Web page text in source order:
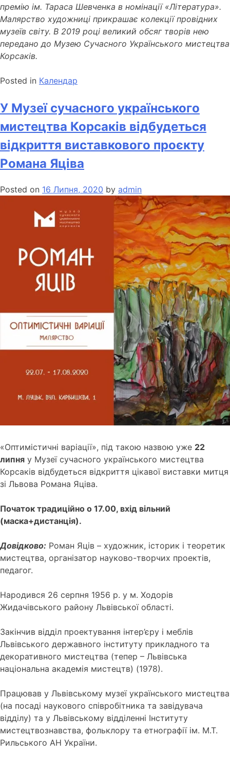
премію ім. Тараса Шевченка в номінації «Література».
Малярство художниці прикрашає колекції провідних
музеїв світу. В 2019 році великий обсяг творів нею
передано до Музею Сучасного Українського мистецтва
Корсаків.
Posted in Календар
У Музеї сучасного українського
мистецтва Корсаків відбудеться
відкриття виставкового проєкту
Романа Яціва
Posted on 16 Липня, 2020 by admin
«Оптимістичні варіації», під такою назвою уже 22
липня у Музеї сучасного українського мистецтва
Корсаків відбудеться відкриття цікавої виставки митця
зі Львова Романа Яціва.
Початок традиційно о 17.00, вхід вільний
(маска+дистанція).
Довідково: Роман Яців – художник, історик і теоретик
мистецтва, організатор науково-творчих проектів,
педагог.
Народився 26 серпня 1956 р. у м. Ходорів
Жидачівського району Львівської області.
Закінчив відділ проектуван­ня інтер’єру і меблів
Львівського державного інституту прикладного та
деко­ративного мистецтва (тепер – Львівська
національна академія мистецтв) (1978).
Працював у Львівському музеї українського мистецтва
(на посаді наукового співробітника та завідувача
відділу) та у Львівському відділенні Інституту
мистецтвознавства, фольклору та етнографії ім. М.Т.
Рильського АН України.